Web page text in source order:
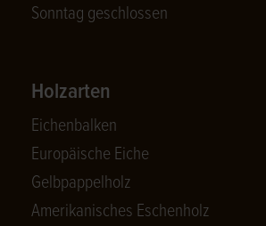
Sonntag geschlossen
Holzarten
Eichenbalken
Europäische Eiche
Gelbpappelholz
Amerikanisches Eschenholz